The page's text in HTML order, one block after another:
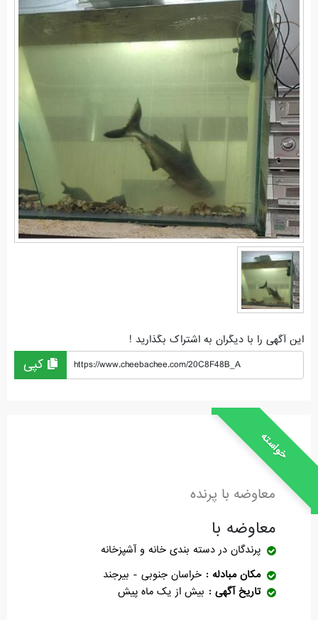
این آگهی را با دیگران به اشتراک بگذارید !
https://www.cheebachee.com/20C8F48B_A
خواسته
معاوضه با پرنده
معاوضه با
پرندگان در دسته بندی خانه و آشپزخانه
مکان مبادله
خراسان جنوبی - بیرجند
تاریخ آگهی
بیش از یک ماه پیش